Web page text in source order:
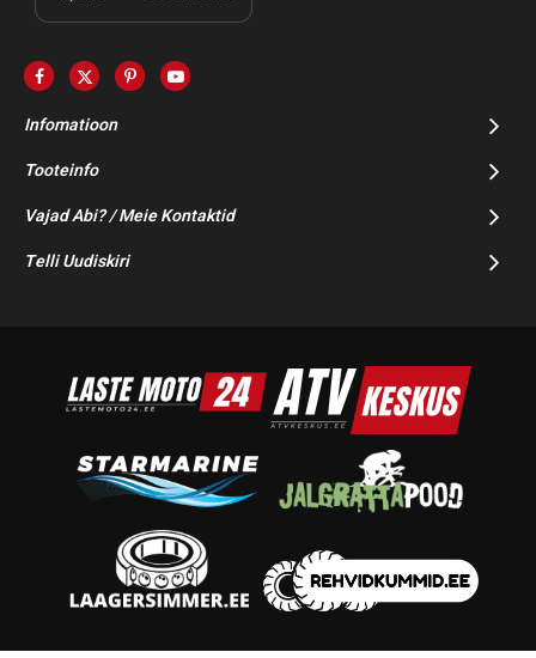
Infomatioon
Tooteinfo
Vajad Abi? / Meie Kontaktid
Telli Uudiskiri